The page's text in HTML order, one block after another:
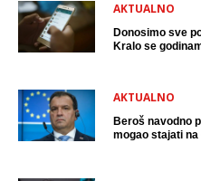
AKTUALNO
Donosimo sve
Kralo se
AKTUALNO
Beroš navodno
mogao stajati